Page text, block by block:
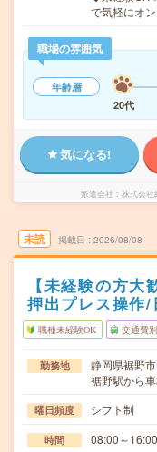
で気軽にオ
職場の雰囲気
年齢層
20代
気になる!
派遣会社 株式会社
未読 掲載日 2026/08/08
【未経験の方
押出プレス操作/
職種未経験OK 交通費
勤務地
静岡県裾野市
裾野駅から
曜日頻度 シフト制
時間 08:00～